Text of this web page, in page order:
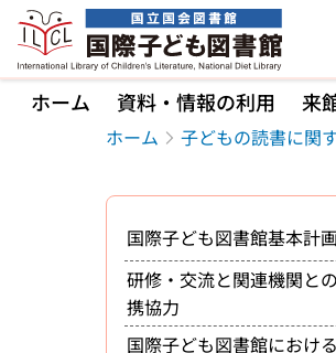
本文へ移動
ホーム 資料・情報の利用 来
ホーム 子どもの読書に関
国際子ども図書館基本計画
研修・交流と関連機関と
携協力
国際子ども図書館におけ